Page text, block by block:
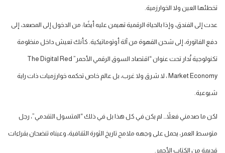
تخطئها العين ولا الخوارزمية.
عدت إلى الفندق، وإذا بالحياة الرقمية تهيمن عليه أيضًا: من الدخول إلى المصعد، إلى
دفع الفاتورة، إلى شحن القهوة من آلة أوتوماتيكية. كأنك تعيش داخل منظومة
تكنولوجية تُدار تحت عنوان “اقتصاد السوق الرقمي الأحمر” The Digital Red
Market Economy ، لا شرق ولا غرب، بل عالم خاص تحكمه خوارزميات ذات راية
شيوعية.
لكن ما صدمني فعلاً… لم يكن في كل هذا بل في ذلك “المتسول التقدمي”، رجل
متوسط العمر، يحمل على وجهه ملامح تاريخ الثورة الثقافية، وعيناه تنضحان بقراءات
قديمة من الكتاب الأحمر.